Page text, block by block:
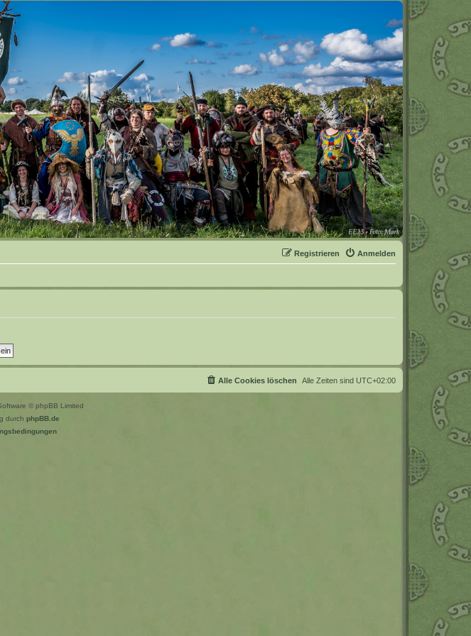
Anmelden
Registrieren
Alle Zeiten sind UTC+02:00
Alle Cookies löschen
© phpBB Limited
durch phpBB.de